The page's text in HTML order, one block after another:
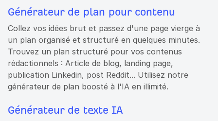
Générateur de plan pour contenu
Collez vos idées brut et passez d'une page vierge à
un plan organisé et structuré en quelques minutes.
Trouvez un plan structuré pour vos contenus
rédactionnels : Article de blog, landing page,
publication Linkedin, post Reddit... Utilisez notre
générateur de plan boosté à l'IA en illimité.
Générateur de texte IA